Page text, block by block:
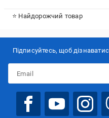
⭐ Найдорожчий товар
Підписуйтесь, щоб